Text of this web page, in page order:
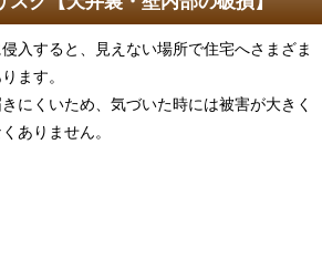
入すると、見えない場所で住宅へさまざま
ます。
にくいため、気づいた時には被害が大きく
ありません。